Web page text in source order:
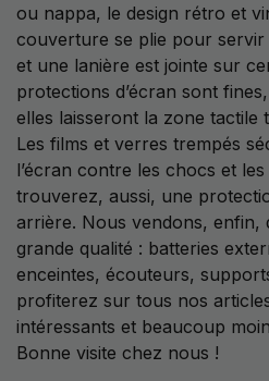
ou nappa, le design rétro et
couverture se plie pour
et une lanière est jointe sur
protections d’écran sont
elles laisseront la zone tactile
Les films et verres trempés
l’écran contre les chocs et
trouverez, aussi, une
arrière. Nous vendons, enfin,
grande qualité : batteries
enceintes, écouteurs,
profiterez sur tous nos
intéressants et beaucoup
Bonne visite chez nous !